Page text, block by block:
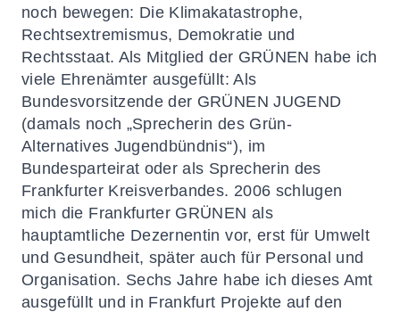
noch bewegen: Die Klimakatastrophe,
Rechtsextremismus, Demokratie und
Rechtsstaat. Als Mitglied der GRÜNEN habe ich
viele Ehrenämter ausgefüllt: Als
Bundesvorsitzende der GRÜNEN JUGEND
(damals noch „Sprecherin des Grün-
Alternatives Jugendbündnis“), im
Bundesparteirat oder als Sprecherin des
Frankfurter Kreisverbandes. 2006 schlugen
mich die Frankfurter GRÜNEN als
hauptamtliche Dezernentin vor, erst für Umwelt
und Gesundheit, später auch für Personal und
Organisation. Sechs Jahre habe ich dieses Amt
ausgefüllt und in Frankfurt Projekte auf den